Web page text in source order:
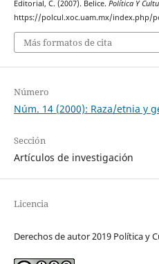
Editorial, C. (2007). Belice. Política Y
https://polcul.xoc.uam.mx/index.php/
Más formatos de cita
Número
Núm. 14 (2000): Raza/etnia y
Sección
Artículos de investigación
Licencia
Derechos de autor 2019 Política y